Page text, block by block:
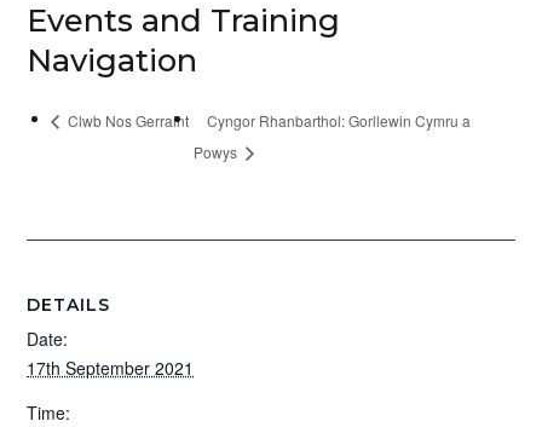
Events and Training
Navigation
Clwb Nos Gerraint
Cyngor Rhanbarthol: Gorllewin Cymru a
Powys
DETAILS
Date:
17th September 2021
Time: